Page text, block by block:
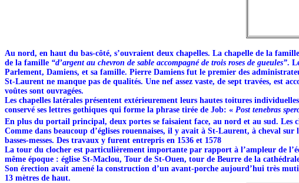
Au nord, en haut du bas-côté, s’ouvraient deux chapelles. La chapelle de la
de la famille “d’argent au chevron de sable accompagné de trois roses de gueules”.
Parlement, Damiens, et sa famille. Pierre Damiens fut le premier des
St-Laurent ne manque pas de qualités. Une nef assez vaste, de sept travées, est
voûtes sont ouvragées.
Les chapelles latérales présentent extérieurement leurs hautes toitures
conservé ses lettres gothiques qui forme la phrase tirée de Job: « Post tenebras
En plus du portail principal, deux portes se faisaient face, au nord et au sud.
Comme dans beaucoup d’églises rouennaises, il y avait à St-Laurent, à cheval
basses-messes. Des travaux y furent entrepris en 1536 et 1578
La tour du clocher est particulièrement importante par rapport à l’ampleur de
même époque : église St-Maclou, Tour de St-Ouen, tour de Beurre de la
Son érection avait amené la construction d’un avant-porche aujourd’hui très
13 mètres de haut.